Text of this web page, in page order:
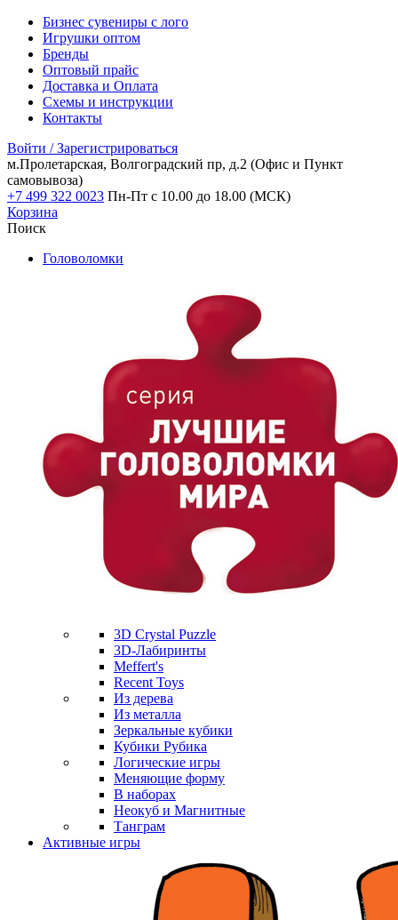
Бизнес сувениры с лого
Игрушки оптом
Бренды
Оптовый прайс
Доставка и Оплата
Схемы и инструкции
Контакты
Войти / Зарегистрироваться
м.Пролетарская, Волгоградский пр, д.2 (Офис и Пункт
самовывоза)
+7 499 322 0023 Пн-Пт с 10.00 до 18.00 (МСК)
Корзина
Поиск
Головоломки
3D Crystal Puzzle
3D-Лабиринты
Meffert's
Recent Toys
Из дерева
Из металла
Зеркальные кубики
Кубики Рубика
Логические игры
Меняющие форму
В наборах
Неокуб и Магнитные
Танграм
Активные игры